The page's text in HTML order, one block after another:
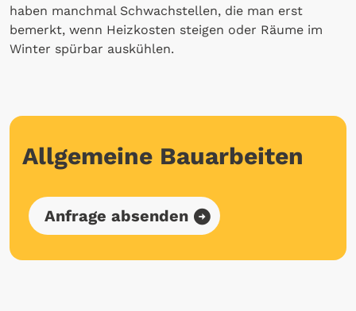
haben manchmal Schwachstellen, die man erst
bemerkt, wenn Heizkosten steigen oder Räume im
Winter spürbar auskühlen.
Allgemeine Bauarbeiten
Anfrage absenden